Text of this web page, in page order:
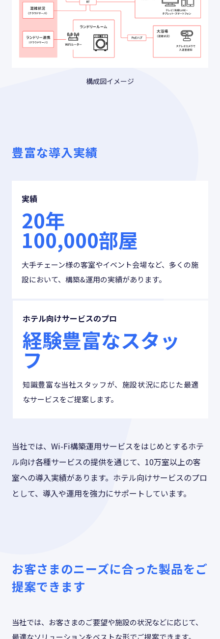
構成図イメージ
豊富な導入実績
実績
20年
100,000部屋
大手チェーン様の客室やイベント会場など、多くの施
設において、構築&運用の実績があります。
ホテル向けサービスのプロ
経験豊富なスタッ
フ
知識豊富な当社スタッフが、施設状況に応じた最適
なサービスをご提案します。
当社では、Wi-Fi構築運用サービスをはじめとするホテ
ル向け各種サービスの提供を通じて、10万室以上の客
室への導入実績があります。ホテル向けサービスのプロ
として、導入や運用を強力にサポートしています。
お客さまのニーズに合った製品をご
提案できます
当社では、お客さまのご要望や施設の状況などに応じて、
最適なソリューションをベストな形でご提案できます。